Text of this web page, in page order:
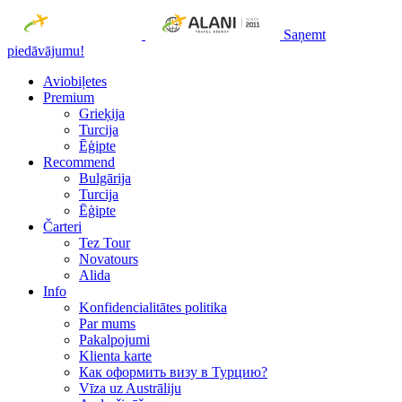
Saņemt
piedāvājumu!
Aviobiļetes
Premium
Grieķija
Turcija
Ēģipte
Recommend
Bulgārija
Turcija
Ēģipte
Čarteri
Tez Tour
Novatours
Alida
Info
Konfidencialitātes politika
Par mums
Рakalpojumi
Klienta karte
Как оформить визу в Турцию?
Vīza uz Austrāliju